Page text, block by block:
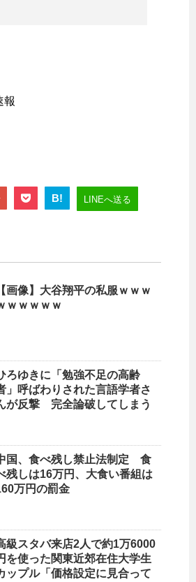
報
B! LINEへ送る
【画像】大谷翔平の私服ｗｗｗ
ｗｗｗｗｗ
ろゆきに「勉強不足の高齢
」呼ばわりされた言語学者さ
が反撃 完全論破してしまう
国、食べ残し禁止法制定 食
残しは16万円、大食い番組は
万円の罰金
級スタバ来店2人で約1万6000
を使った関東近郊在住大学生
ップル「価格設定に見合って